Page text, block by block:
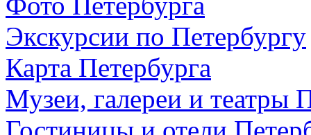
Экскурсии по Петербургу
Карта Петербурга
Музеи, галереи и театры